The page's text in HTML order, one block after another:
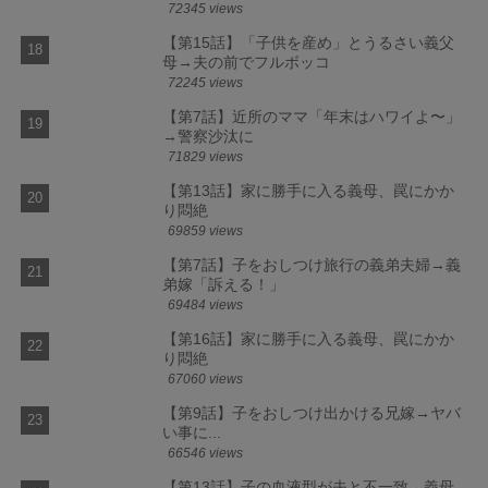
72345 views
【第15話】「子供を産め」とうるさい義父
母→夫の前でフルボッコ
72245 views
【第7話】近所のママ「年末はハワイよ〜」
→警察沙汰に
71829 views
【第13話】家に勝手に入る義母、罠にかか
り悶絶
69859 views
【第7話】子をおしつけ旅行の義弟夫婦→義
弟嫁「訴える！」
69484 views
【第16話】家に勝手に入る義母、罠にかか
り悶絶
67060 views
【第9話】子をおしつけ出かける兄嫁→ヤバ
い事に...
66546 views